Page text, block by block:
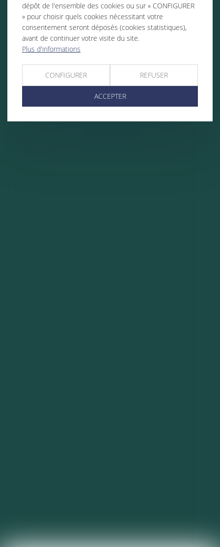
dépôt de l'ensemble des cookies ou sur « CONFIGURER
» pour choisir quels cookies nécessitant votre
consentement seront déposés (cookies statistiques),
avant de continuer votre visite du site.
Plus d'informations
CONFIGURER REFUSER
ACCEPTER